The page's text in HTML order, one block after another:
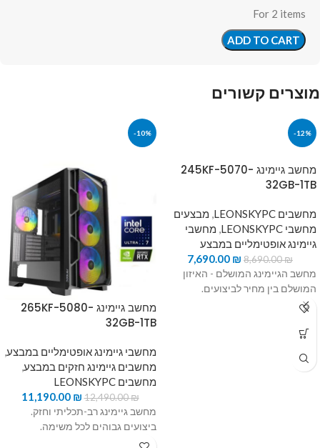
For 2 items
ADD TO CART
מוצרים קשורים
-12%
מחשב גיימינג 245KF-5070-
32GB-1TB
מחשבים LEONSKYPC
מבצעים
מחשבי LEONSKYPC
מחשבי
גיימינג אופטימליים במבצע
8,690.00₪
7,690.00 ₪
מחשב הגיימינג המושלם - האיזון
המושלם בין מחיר לביצועים.
-10%
מחשב גיימינג 265KF-5080-
32GB-1TB
מחשבי גיימינג אופטימליים במבצע
מחשבים גיימינג חזקים במבצע
מחשבים LEONSKYPC
12,490.00₪
11,190.00 ₪
מחשב גיימינג רב-תכליתי וחזק.
ביצועים גבוהים לכל משימה.